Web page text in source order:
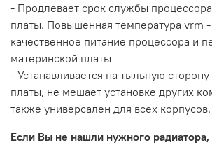
- Продлевает срок службы
платы. Повышенная температура vrm -
качественное питание процессора и
материнской платы
- Устанавливается на тыльную
платы, не мешает установке других
также универсален для всех корпусов.
Если Вы не нашли нужного